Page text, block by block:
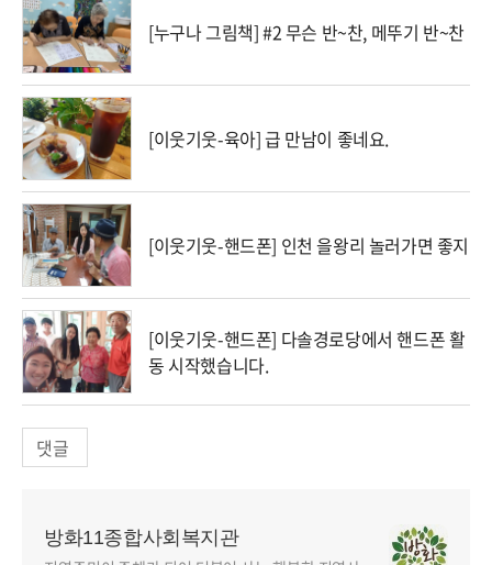
[누구나 그림책] #2 무슨 반~찬, 메뚜기 반~찬
[이웃기웃-육아] 급 만남이 좋네요.
[이웃기웃-핸드폰] 인천 을왕리 놀러가면 좋지
[이웃기웃-핸드폰] 다솔경로당에서 핸드폰 활
동 시작했습니다.
댓글
방화11종합사회복지관